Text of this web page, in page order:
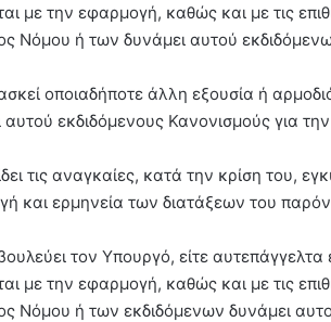
με την εφαρμογή, καθώς και με τις
Νόμου ή των δυνάμει αυτού
οποιαδήποτε άλλη εξουσία ή
αυτού εκδιδόμενους Κανονισμούς για
τις αναγκαίες, κατά την κρίση του,
και ερμηνεία των διατάξεων του
τον Υπουργό, είτε
με την εφαρμογή, καθώς και με τις
Νόμου ή των εκδιδόμενων δυνάμει